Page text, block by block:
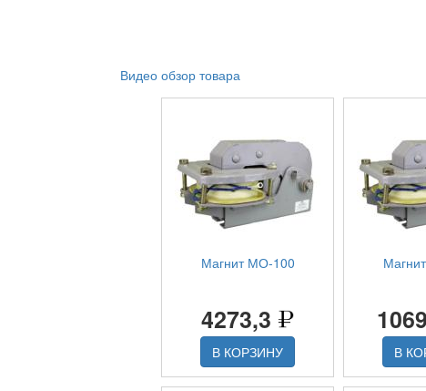
Видео обзор товара
Магнит МО-100
4273,3
В КОРЗИНУ В